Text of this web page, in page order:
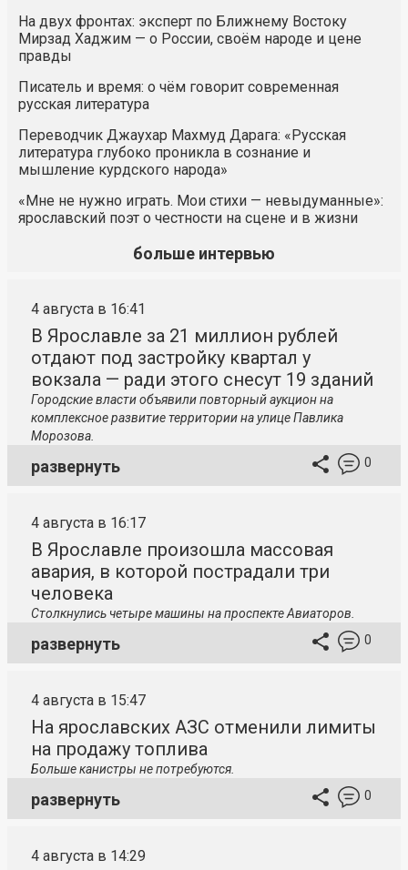
На двух фронтах: эксперт по Ближнему Востоку
Мирзад Хаджим — о России, своём народе и цене
правды
Писатель и время: о чём говорит современная
русская литература
Переводчик Джаухар Махмуд Дарага: «Русская
литература глубоко проникла в сознание и
мышление курдского народа»
«Мне не нужно играть. Мои стихи — невыдуманные»:
ярославский поэт о честности на сцене и в жизни
больше интервью
4 августа в 16:41
В Ярославле за 21 миллион рублей
отдают под застройку квартал у
вокзала — ради этого снесут 19 зданий
Городские власти объявили повторный аукцион на
комплексное развитие территории на улице Павлика
Морозова.
развернуть 0
4 августа в 16:17
В Ярославле произошла массовая
авария, в которой пострадали три
человека
Столкнулись четыре машины на проспекте Авиаторов.
развернуть 0
4 августа в 15:47
На ярославских АЗС отменили лимиты
на продажу топлива
Больше канистры не потребуются.
развернуть 0
4 августа в 14:29